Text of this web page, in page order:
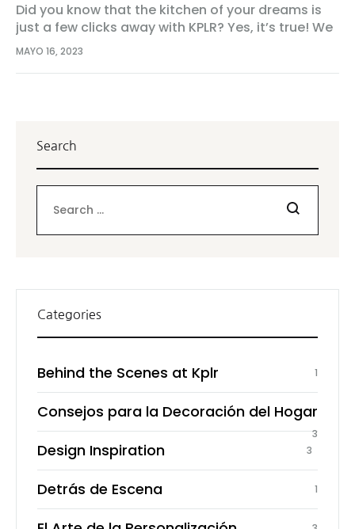
Did you know that the kitchen of your dreams is
just a few clicks away with KPLR? Yes, it’s true! We
have streamlined the process of kitchen design
to make…
MAYO 16, 2023
Search
Categories
Behind the Scenes at Kplr 1
Consejos para la Decoración del Hogar
3
Design Inspiration 3
Detrás de Escena 1